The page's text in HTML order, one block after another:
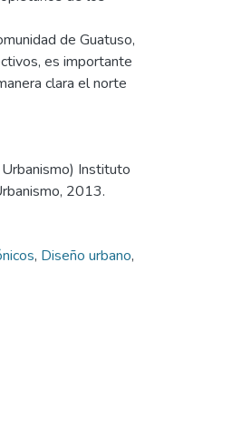
de Guatuso,
es importante
clara el norte
Instituto
2013.
, Diseño urbano,